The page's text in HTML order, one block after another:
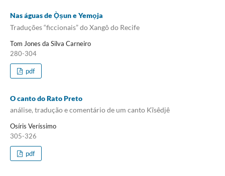
Nas águas de Ọ̀ṣun e Yemọja
Traduções “ficcionais” do Xangô do Recife
Tom Jones da Silva Carneiro
280-304
pdf
O canto do Rato Preto
análise, tradução e comentário de um canto Kĩsêdjê
Osíris Veríssimo
305-326
pdf